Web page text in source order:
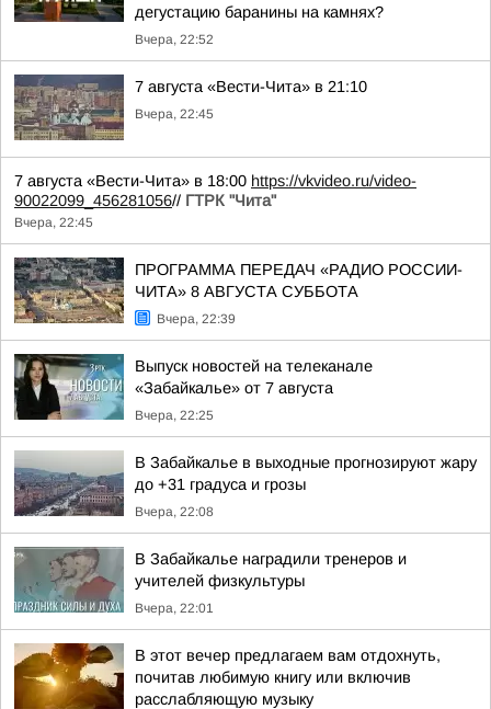
дегустацию баранины на камнях?
Вчера, 22:52
7 августа «Вести-Чита» в 21:10
Вчера, 22:45
7 августа «Вести-Чита» в 18:00 https://vkvideo.ru/video-
90022099_456281056// ГТРК "Чита"
Вчера, 22:45
ПРОГРАММА ПЕРЕДАЧ «РАДИО РОССИИ-
ЧИТА» 8 АВГУСТА СУББОТА
Вчера, 22:39
Выпуск новостей на телеканале
«Забайкалье» от 7 августа
Вчера, 22:25
В Забайкалье в выходные прогнозируют жару
до +31 градуса и грозы
Вчера, 22:08
В Забайкалье наградили тренеров и
учителей физкультуры
Вчера, 22:01
В этот вечер предлагаем вам отдохнуть,
почитав любимую книгу или включив
расслабляющую музыку